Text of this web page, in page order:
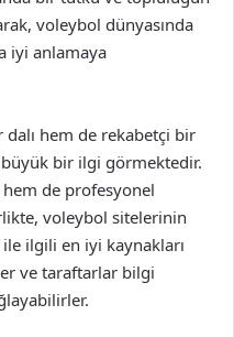
voleybol dünyasında
iyi anlamaya
hem de rekabetçi bir
bir ilgi görmektedir.
de profesyonel
voleybol sitelerinin
ilgili en iyi kaynakları
ve taraftarlar bilgi